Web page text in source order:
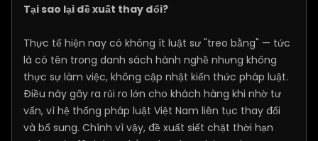
Tại sao lại đề xuất thay đổi?
Thực tế hiện nay có không ít luật sư "treo bằng" — tức
là có tên trong danh sách hành nghề nhưng không
thực sự làm việc, không cập nhật kiến thức pháp luật.
Điều này gây ra rủi ro lớn cho khách hàng khi nhờ tư
vấn, vì hệ thống pháp luật Việt Nam liên tục thay đổi
và bổ sung. Chính vì vậy, đề xuất siết chặt thời hạn